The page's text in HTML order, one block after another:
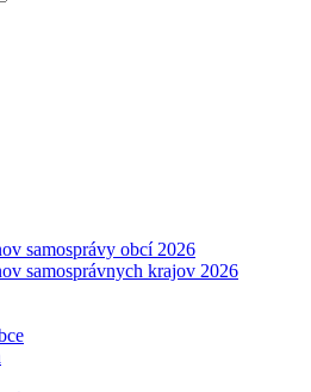
samosprávy obcí 2026
samosprávnych krajov 2026